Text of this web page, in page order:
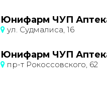
Юнифарм ЧУП
ул. Судмалиса, 16
Юнифарм ЧУП
пр-т Рокоссовского, 62